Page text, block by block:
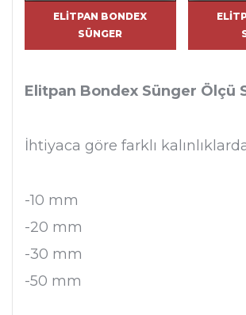
ELITPAN BONDEX
SÜNGER
Elitpan Bondex Sünger Ölçü
İhtiyaca göre farklı
-10 mm
-20 mm
-30 mm
-50 mm